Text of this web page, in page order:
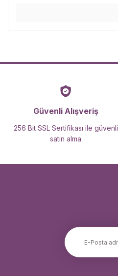
Güvenli Alışveriş
256 Bit SSL Sertifikası ile güvenli
satın alma